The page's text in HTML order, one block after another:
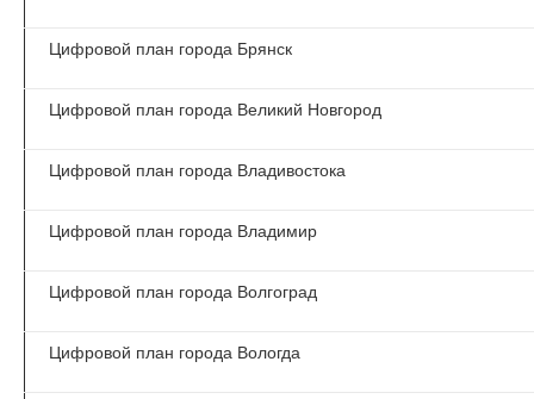
Цифровой план города Брянск
Цифровой план города Великий Новгород
Цифровой план города Владивостока
Цифровой план города Владимир
Цифровой план города Волгоград
Цифровой план города Вологда